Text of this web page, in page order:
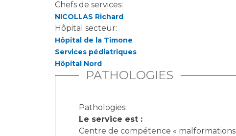
Chefs de services:
NICOLLAS Richard
Hôpital secteur:
Hôpital de la Timone
Services pédiatriques
Hôpital Nord
PATHOLOGIES
Pathologies:
Le service est :
Centre de compétence «